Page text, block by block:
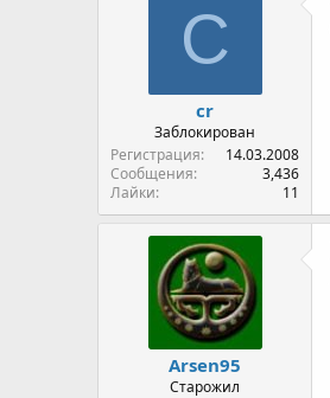
C
cr
Заблокирован
Регистрация
14.03.2008
Сообщения
3,436
Лайки
11
Arsen95
Старожил